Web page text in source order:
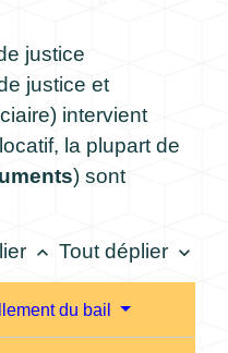
justice
justice et
intervient
la plupart de
) sont
keyboard_arrow_up Tout déplier keyboard_arrow_down
du bail